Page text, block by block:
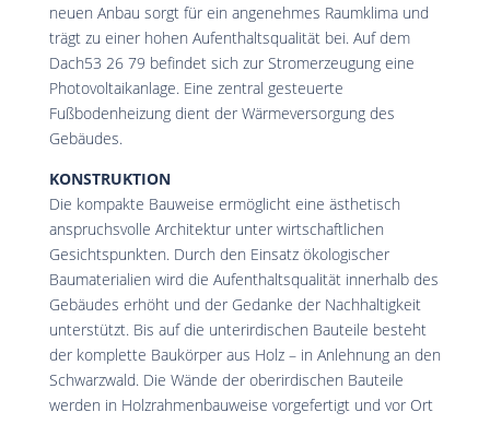
neuen Anbau sorgt für ein angenehmes Raumklima und
trägt zu einer hohen Aufenthaltsqualität bei. Auf dem
Dach53 26 79 befindet sich zur Stromerzeugung eine
Photovoltaikanlage. Eine zentral gesteuerte
Fußbodenheizung dient der Wärmeversorgung des
Gebäudes.
KONSTRUKTION
Die kompakte Bauweise ermöglicht eine ästhetisch
anspruchsvolle Architektur unter wirtschaftlichen
Gesichtspunkten. Durch den Einsatz ökologischer
Baumaterialien wird die Aufenthaltsqualität innerhalb des
Gebäudes erhöht und der Gedanke der Nachhaltigkeit
unterstützt. Bis auf die unterirdischen Bauteile besteht
der komplette Baukörper aus Holz – in Anlehnung an den
Schwarzwald. Die Wände der oberirdischen Bauteile
werden in Holzrahmenbauweise vorgefertigt und vor Ort